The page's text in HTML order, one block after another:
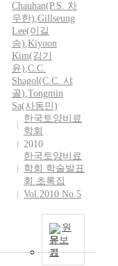
Chauhan(P.S. 차
우한),Gillseung
Lee(이길
승),Kiyoon
Kim(김기
윤),C.C.
Shagol(C.C. 샤
골),Tongmin
Sa(사동민)
한국토양비료
학회
2010
한국토양비료
학회 학술발표
회 초록집
Vol.2010 No.5
원
문보
기